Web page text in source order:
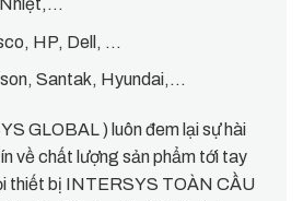
Nhiệt,…
HP, Dell, …
Santak, Hyundai,…
GLOBAL ) luôn đem lại sự hài
về chất lượng sản phẩm tới tay
thiết bị INTERSYS TOÀN CẦU